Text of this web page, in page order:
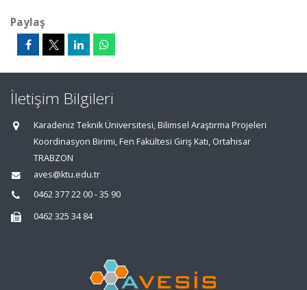
Paylaş
İletişim Bilgileri
Karadeniz Teknik Üniversitesi, Bilimsel Araştırma Projeleri
Koordinasyon Birimi, Fen Fakültesi Giriş Katı, Ortahisar
TRABZON
aves@ktu.edu.tr
0462 377 22 00 - 35 90
0462 325 34 84